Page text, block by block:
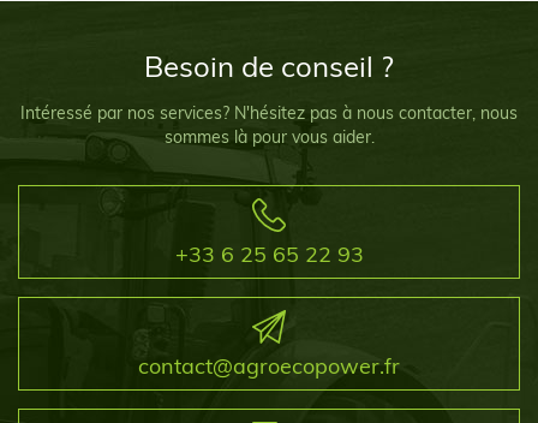
Besoin de conseil ?
Intéressé par nos services? N'hésitez pas à nous contacter, nous
sommes là pour vous aider.
+33 6 25 65 22 93
contact@agroecopower.fr